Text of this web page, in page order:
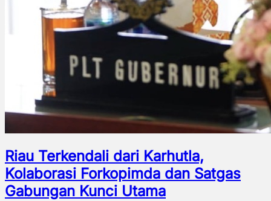
Riau Terkendali dari Karhutla,
Kolaborasi Forkopimda dan Satgas
Gabungan Kunci Utama